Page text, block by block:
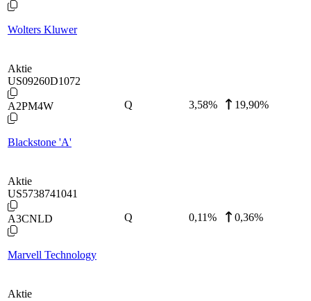
Wolters Kluwer
Aktie
US09260D1072
A2PM4W
Blackstone 'A'
Q 3,58% 19,90%
Aktie
US5738741041
A3CNLD
Marvell Technology
Q 0,11% 0,36%
Aktie